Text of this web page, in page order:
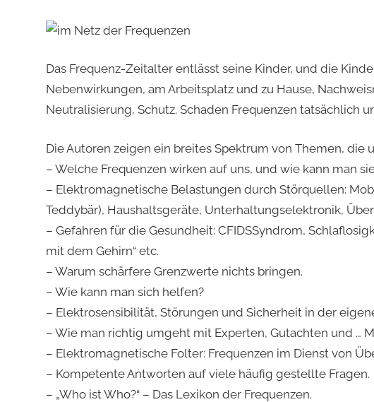
Das Frequenz-Zeitalter entlässt seine Kinder, und die
Nebenwirkungen, am Arbeitsplatz und zu Hause,
Neutralisierung, Schutz. Schaden Frequenzen tatsächlich
Die Autoren zeigen ein breites Spektrum von Themen, die
– Welche Frequenzen wirken auf uns, und wie kann man
– Elektromagnetische Belastungen durch Störquellen:
Teddybär), Haushaltsgeräte, Unterhaltungselektronik,
– Gefahren für die Gesundheit: CFIDSSyndrom,
mit dem Gehirn“ etc.
– Warum schärfere Grenzwerte nichts bringen.
– Wie kann man sich helfen?
– Elektrosensibilität, Störungen und Sicherheit in der
– Wie man richtig umgeht mit Experten, Gutachten und …
– Elektromagnetische Folter: Frequenzen im Dienst von
– Kompetente Antworten auf viele häufig gestellte Fragen.
– „Who ist Who?“ – Das Lexikon der Frequenzen.